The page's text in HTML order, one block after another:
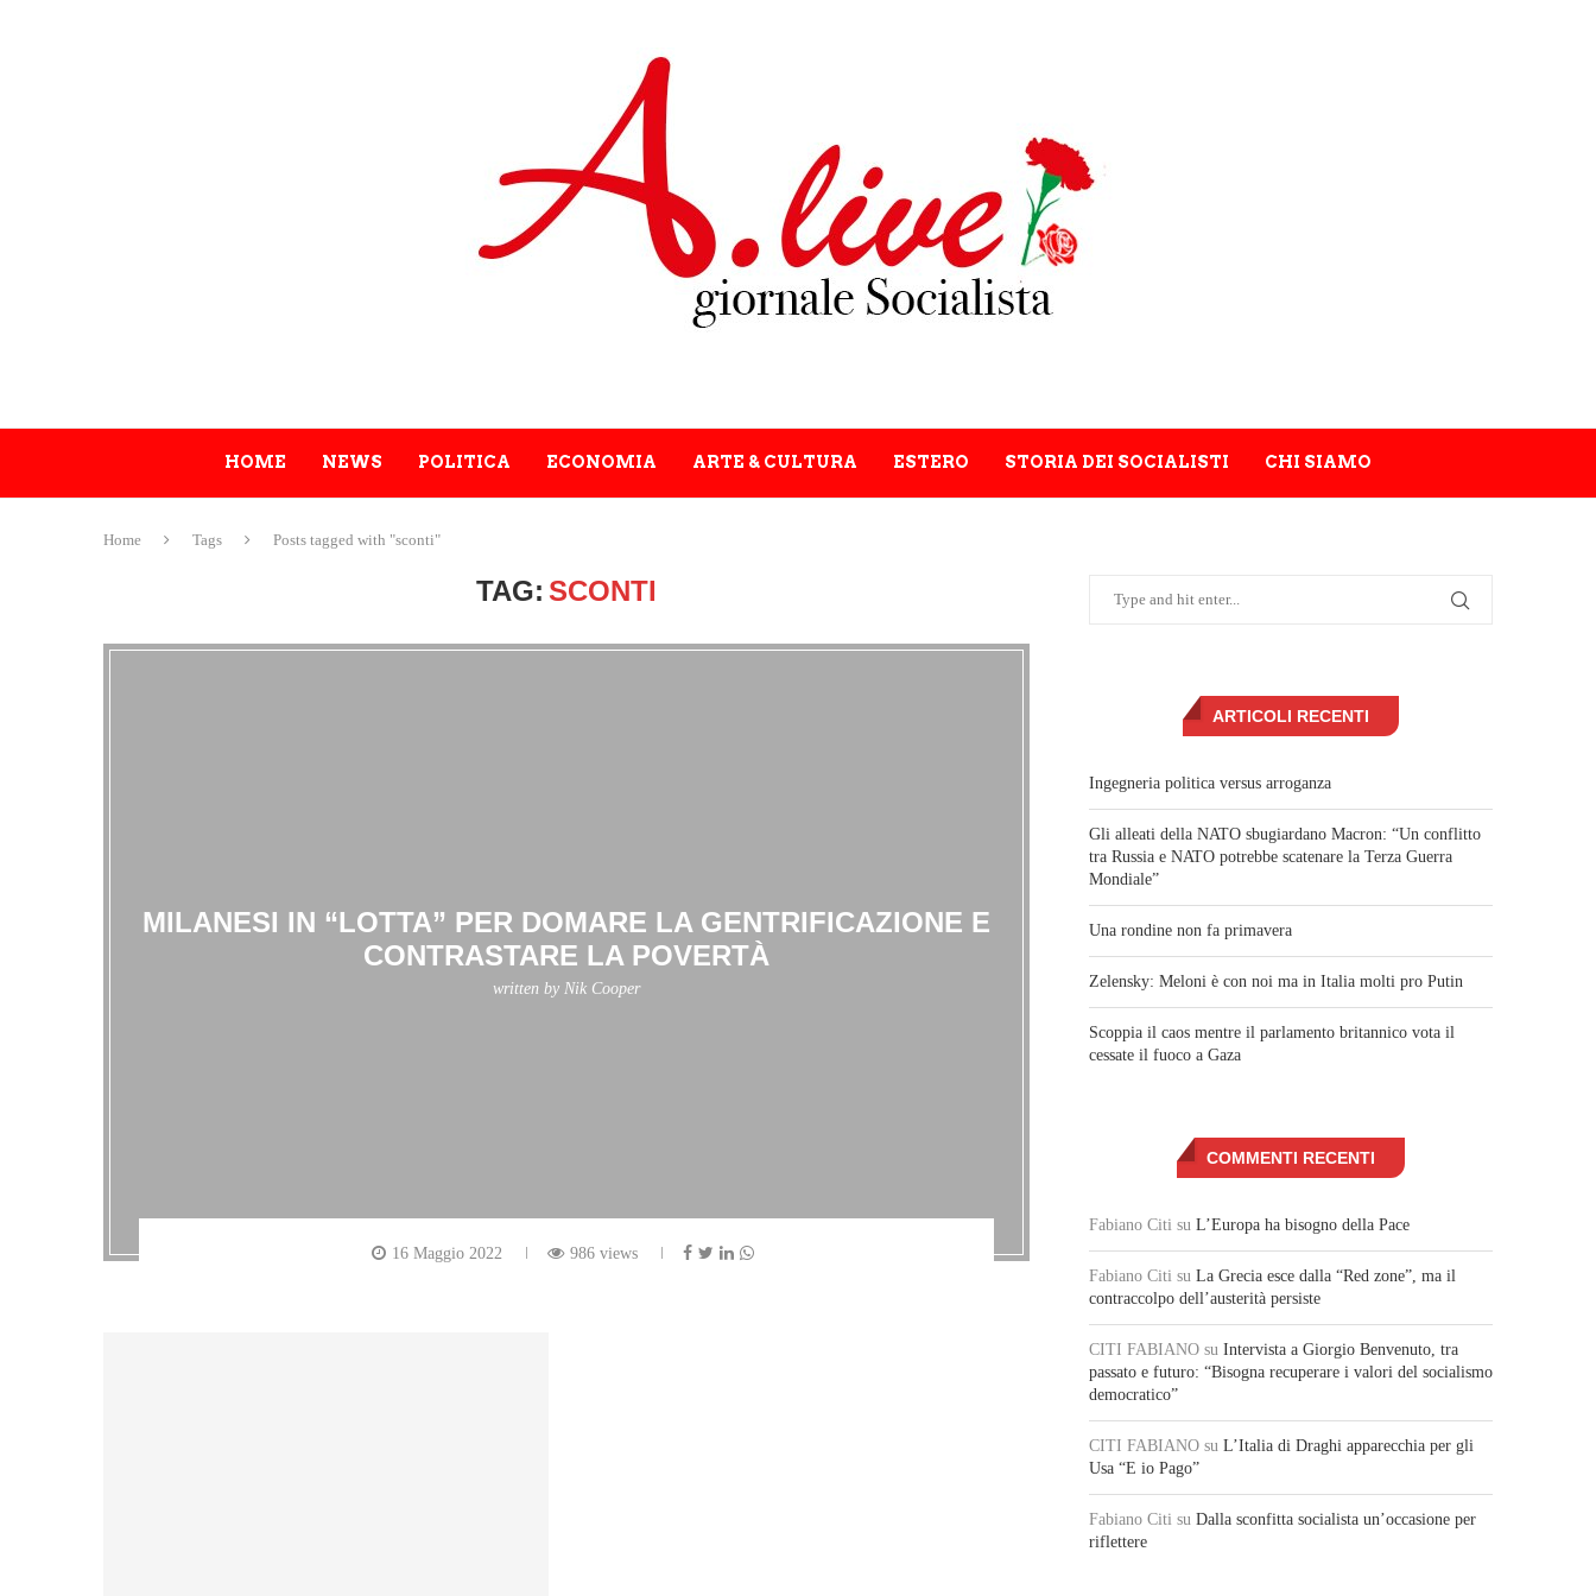
HOME NEWS POLITICA ECONOMIA ARTE & CULTURA ESTERO STORIA DEI SOCIALISTI CHI SIAMO
Home Tags Posts tagged with "sconti"
TAG: SCONTI
MILANESI IN “LOTTA” PER DOMARE LA GENTRIFICAZIONE E
CONTRASTARE LA POVERTÀ
written by Nik Cooper
16 Maggio 2022 986 views
ARTICOLI RECENTI
Ingegneria politica versus arroganza
Gli alleati della NATO sbugiardano Macron: “Un conflitto
tra Russia e NATO potrebbe scatenare la Terza Guerra
Mondiale”
Una rondine non fa primavera
Zelensky: Meloni è con noi ma in Italia molti pro Putin
Scoppia il caos mentre il parlamento britannico vota il
cessate il fuoco a Gaza
COMMENTI RECENTI
Fabiano Citi su L’Europa ha bisogno della Pace
Fabiano Citi su La Grecia esce dalla “Red zone”, ma il
contraccolpo dell’austerità persiste
CITI FABIANO su Intervista a Giorgio Benvenuto, tra
passato e futuro: “Bisogna recuperare i valori del socialismo
democratico”
CITI FABIANO su L’Italia di Draghi apparecchia per gli
Usa “E io Pago”
Fabiano Citi su Dalla sconfitta socialista un’occasione per
riflettere